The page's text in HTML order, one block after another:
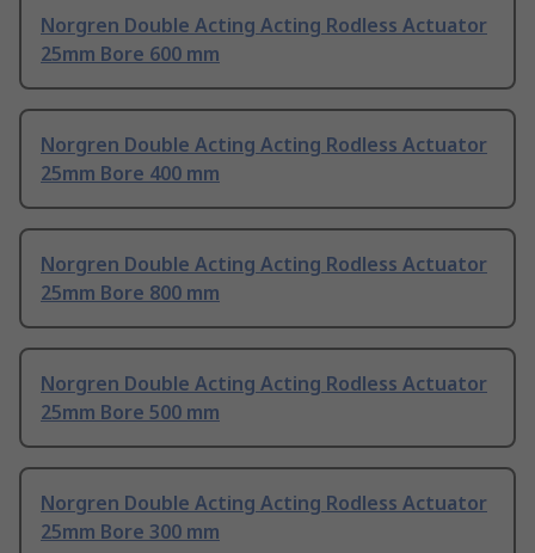
Norgren Double Acting Acting Rodless Actuator
25mm Bore 600 mm
Norgren Double Acting Acting Rodless Actuator
25mm Bore 400 mm
Norgren Double Acting Acting Rodless Actuator
25mm Bore 800 mm
Norgren Double Acting Acting Rodless Actuator
25mm Bore 500 mm
Norgren Double Acting Acting Rodless Actuator
25mm Bore 300 mm